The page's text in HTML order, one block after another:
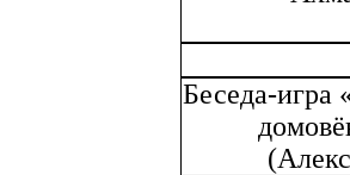
Беседа-игра